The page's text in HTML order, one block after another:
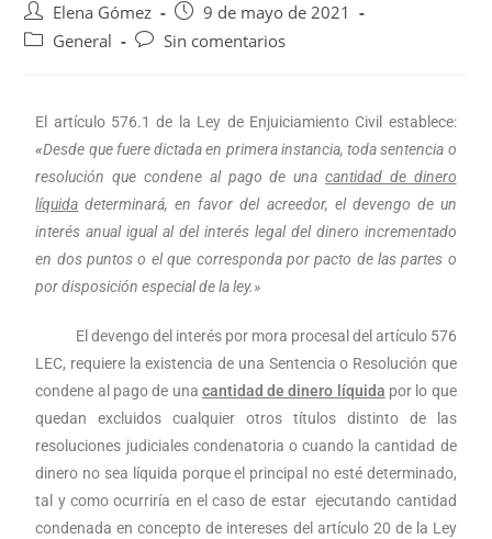
Elena Gómez
9 de mayo de 2021
General
Sin comentarios
El artículo 576.1 de la Ley de Enjuiciamiento Civil establece:
«Desde que fuere dictada en primera instancia, toda sentencia o
resolución que condene al pago de una cantidad de dinero
líquida determinará, en favor del acreedor, el devengo de un
interés anual igual al del interés legal del dinero incrementado
en dos puntos o el que corresponda por pacto de las partes o
por disposición especial de la ley.»
El devengo del interés por mora procesal del artículo 576
LEC, requiere la existencia de una Sentencia o Resolución que
condene al pago de una cantidad de dinero líquida por lo que
quedan excluidos cualquier otros títulos distinto de las
resoluciones judiciales condenatoria o cuando la cantidad de
dinero no sea líquida porque el principal no esté determinado,
tal y como ocurriría en el caso de estar ejecutando cantidad
condenada en concepto de intereses del artículo 20 de la Ley